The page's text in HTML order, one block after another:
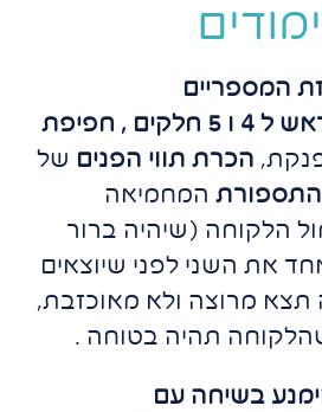
המספריים
שבילים,חלוקת הראש ל 4 ו 5 חלקים , חפיפת
הכרת תווי הפנים של
המחמיאה
הלקוחה (שיהיה ברור
את השני לפני שיוצאים
תצא מרוצה ולא מאוכזבת,
תהיה בטוחה .
בשיחה עם